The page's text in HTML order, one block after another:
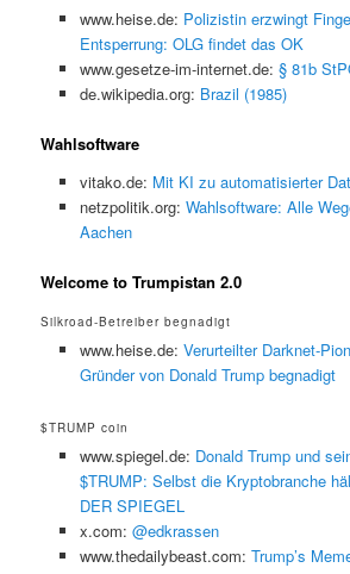
www.heise.de: Polizistin erzwingt
Entsperrung: OLG findet das OK
www.gesetze-im-internet.de: § 81b
de.wikipedia.org: Brazil (1985)
Wahlsoftware
vitako.de: Mit KI zu automatisierter
netzpolitik.org: Wahlsoftware: Alle
Aachen
Welcome to Trumpistan 2.0
Silkroad-Betreiber begnadigt
www.heise.de: Verurteilter Darknet-
Gründer von Donald Trump begnadigt
$TRUMP coin
www.spiegel.de: Donald Trump und
$TRUMP: Selbst die Kryptobranche
DER SPIEGEL
x.com: @edkrassen
www.thedailybeast.com: Trump’s